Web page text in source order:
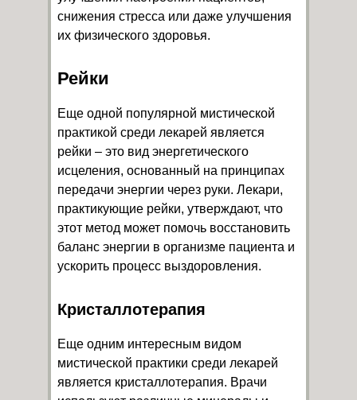
снижения стресса или даже улучшения
их физического здоровья.
Рейки
Еще одной популярной мистической
практикой среди лекарей является
рейки – это вид энергетического
исцеления, основанный на принципах
передачи энергии через руки. Лекари,
практикующие рейки, утверждают, что
этот метод может помочь восстановить
баланс энергии в организме пациента и
ускорить процесс выздоровления.
Кристаллотерапия
Еще одним интересным видом
мистической практики среди лекарей
является кристаллотерапия. Врачи